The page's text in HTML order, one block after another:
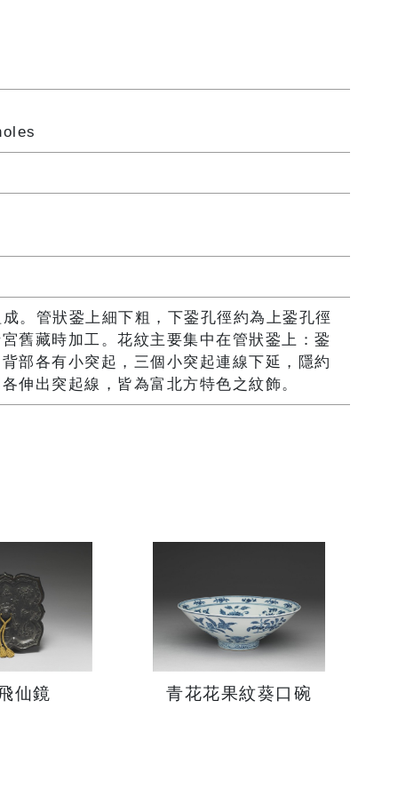
。管狀銎上細下粗，下銎孔徑約為上銎孔徑
舊藏時加工。花紋主要集中在管狀銎上：銎
部各有小突起，三個小突起連線下延，隱約
伸出突起線，皆為富北方特色之紋飾。
仙鏡 青花花果紋葵口碗